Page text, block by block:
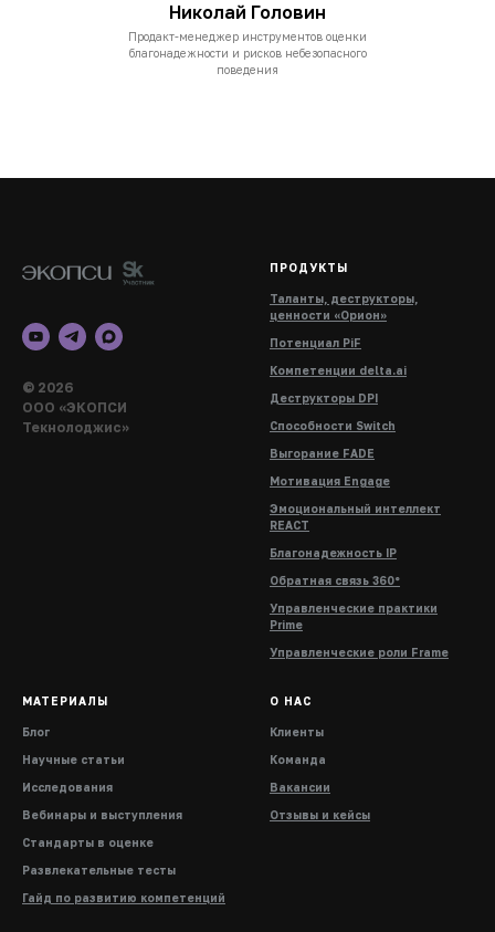
Николай Головин
Продакт-менеджер инструментов оценки
благонадежности и рисков небезопасного
поведения
© 2026
ООО «ЭКОПСИ
Текнолоджис»
ПРОДУКТЫ
Таланты, деструкторы,
ценности «Орион»
Потенциал PiF
Компетенции delta.ai
Деструкторы DPI
Способности Switch
Выгорание FADE
Мотивация Engage
Эмоциональный интеллект
REACT
Благонадежность IP
Обратная связь 360°
Управленческие практики
Prime
Управленческие роли Frame
МАТЕРИАЛЫ
Блог
Научные статьи
Исследования
Вебинары и выступления
Стандарты в оценке
Развлекательные тесты
Гайд по развитию компетенций
О НАС
Клиенты
Команда
Вакансии
Отзывы и кейсы